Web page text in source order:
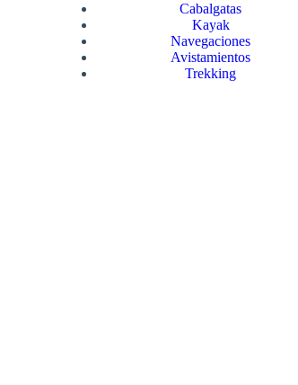
Cabalgatas
Kayak
Navegaciones
Avistamientos
Trekking